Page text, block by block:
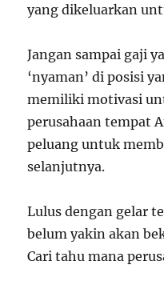
yang dikeluarkan
Jangan sampai gaji
‘nyaman’ di posisi
memiliki motivasi
perusahaan tempat
peluang untuk
selanjutnya.
Lulus dengan gelar
belum yakin akan
Cari tahu mana